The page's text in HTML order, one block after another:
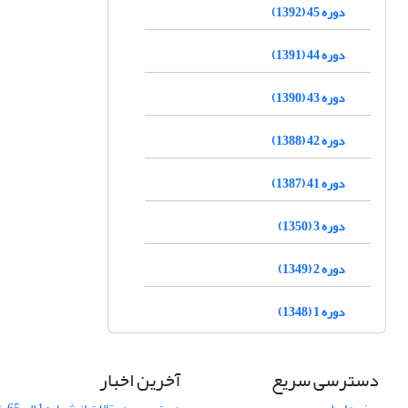
دوره 45 (1392)
دوره 44 (1391)
دوره 43 (1390)
دوره 42 (1388)
دوره 41 (1387)
دوره 3 (1350)
دوره 2 (1349)
دوره 1 (1348)
دسترسی سریع آخرین اخبار